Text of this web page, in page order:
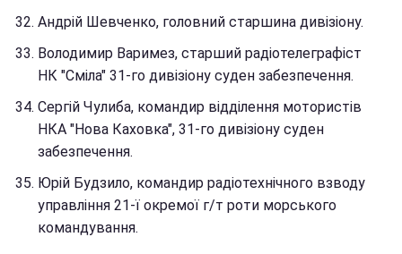
Андрій Шевченко, головний старшина дивізіону.
Володимир Варимез, старший радіотелеграфіст
НК "Сміла" 31-го дивізіону суден забезпечення.
Сергій Чулиба, командир відділення мотористів
НКА "Нова Каховка", 31-го дивізіону суден
забезпечення.
Юрій Будзило, командир радіотехнічного взводу
управління 21-ї окремої г/т роти морського
командування.